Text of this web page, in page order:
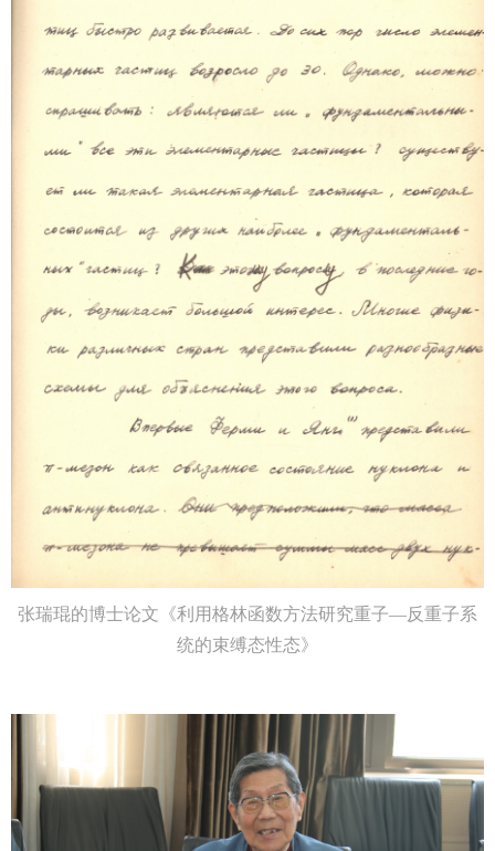
张瑞琨的博士论文《利用格林函数方法研究重子—反重子系
统的束缚态性态》